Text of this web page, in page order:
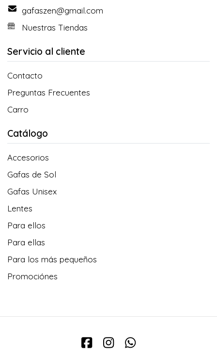
gafaszen@gmail.com
Nuestras Tiendas
Servicio al cliente
Contacto
Preguntas Frecuentes
Carro
Catálogo
Accesorios
Gafas de Sol
Gafas Unisex
Lentes
Para ellos
Para ellas
Para los más pequeños
Promociónes